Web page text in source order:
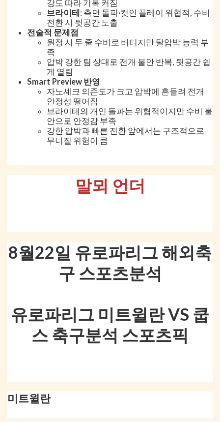
강도 따라 기복 커짐
브라이테: 측면 돌파·컷인 플레이 위협적, 수비
전환 시 뒷공간 노출
전술적 문제점
원정 시 두 줄 수비로 버티지만 탈압박 능력 부
족
압박 강한 팀 상대로 전개 불안 반복, 뒷공간 쉽
게 열림
Smart Preview 반영
자노셰크 의존도가 크고 압박에 흔들려 전개
안정성 떨어짐
브라이테의 개인 돌파는 위협적이지만 수비 불
안으로 안정감 부족
강한 압박과 빠른 전환 앞에서는 구조적으로
무너질 위험이 큼
말뫼 언더
8월22일 유로파리그 해외축
구 스포츠분석
유로파리그 미트윌란 VS 쿱
스 축구분석 스포츠픽
미트윌란